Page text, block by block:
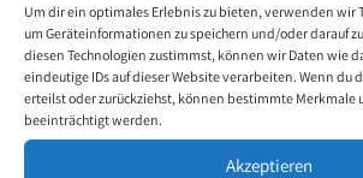
Um dir ein optimales Erlebnis zu bieten, verwenden wir
um Geräteinformationen zu speichern und/oder darauf
diesen Technologien zustimmst, können wir Daten wie
eindeutige IDs auf dieser Website verarbeiten. Wenn du
erteilst oder zurückziehst, können bestimmte Merkmale
beeinträchtigt werden.
Akzeptieren